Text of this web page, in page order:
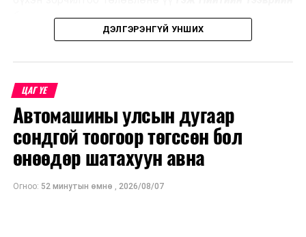
бодлогын газраас мэдээллээ.
ДЭЛГЭРЭНГҮЙ УНШИХ
ЦАГ ҮЕ
Автомашины улсын дугаар
сондгой тоогоор төгссөн бол
өнөөдөр шатахуун авна
Огноо: 52 минутын өмнө , 2026/08/07